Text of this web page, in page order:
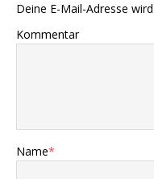
Deine E-Mail-Adresse
Kommentar
Name*